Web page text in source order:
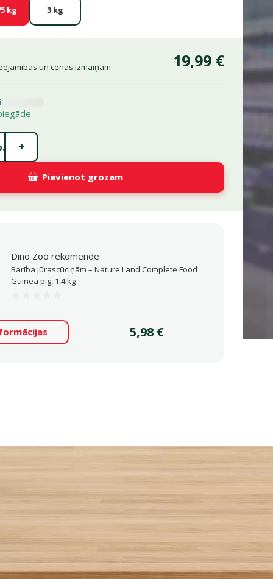
kg 3 kg
un cenas izmaiņām 19,99 €
+
Pievienot grozam
Dino Zoo rekomendē
Barī­ba jūrascūciņām – Nature Land Complete Food
Guinea pig, 1,4 kg
Cena
5,98 €